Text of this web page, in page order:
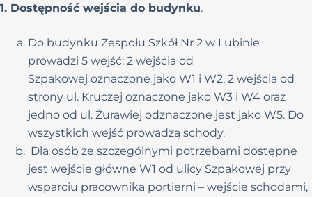
1. Dostępność wejścia do budynku.
Do budynku Zespołu Szkół Nr 2 w Lubinie
prowadzi 5 wejść: 2 wejścia od
Szpakowej oznaczone jako W1 i W2, 2 wejścia od
strony ul. Kruczej oznaczone jako W3 i W4 oraz
jedno od ul. Żurawiej odznaczone jest jako W5. Do
wszystkich wejść prowadzą schody.
Dla osób ze szczególnymi potrzebami dostępne
jest wejście główne W1 od ulicy Szpakowej przy
wsparciu pracownika portierni – wejście schodami,